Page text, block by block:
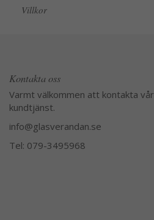
Villkor
Kontakta oss
Varmt välkommen att kontakta vår
kundtjänst.
info@glasverandan.se
Tel: 079-3495968